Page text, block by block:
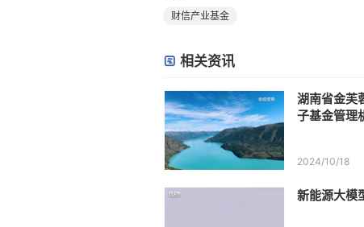
财信产业基金
相关资讯
湖南省金芙
子基金管理
2024/10/18
新能源大模